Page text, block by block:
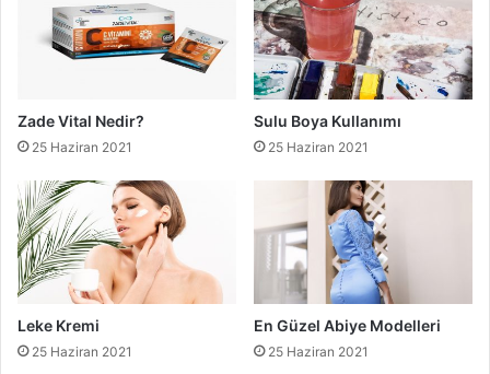
Zade Vital Nedir?
25 Haziran 2021
Sulu Boya Kullanımı
25 Haziran 2021
Leke Kremi
25 Haziran 2021
En Güzel Abiye Modelleri
25 Haziran 2021